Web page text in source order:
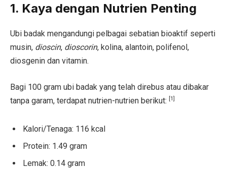
1. Kaya dengan Nutrien Penting
Ubi badak mengandungi pelbagai sebatian bioaktif seperti
musin, dioscin, dioscorin, kolina, alantoin, polifenol,
diosgenin dan vitamin.
Bagi 100 gram ubi badak yang telah direbus atau dibakar
tanpa garam, terdapat nutrien-nutrien berikut: [1]
Kalori/Tenaga: 116 kcal
Protein: 1.49 gram
Lemak: 0.14 gram